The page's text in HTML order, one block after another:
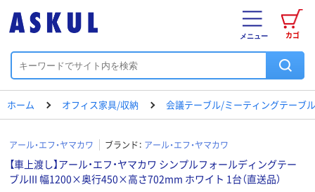
カゴ
メニュー
ホーム オフィス家具/収納 会議テーブル/ミーティングテーブル
アール・エフ・ヤマカワ ブランド： アール・エフ・ヤマカワ
【車上渡し】アール・エフ・ヤマカワ シンプルフォールディングテー
ブルIII 幅1200×奥行450×高さ702mm ホワイト 1台（直送品）